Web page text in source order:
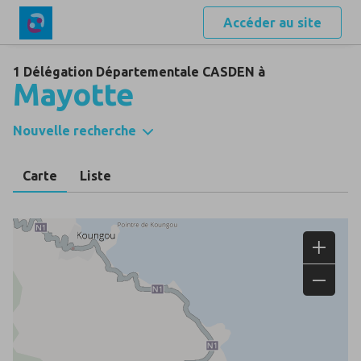
Accéder au site
1 Délégation Départementale CASDEN à
Mayotte
Nouvelle recherche
Carte Liste